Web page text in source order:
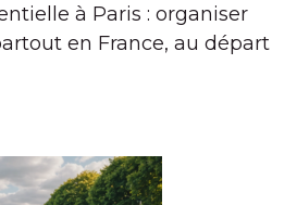
à Paris : organiser
en France, au départ